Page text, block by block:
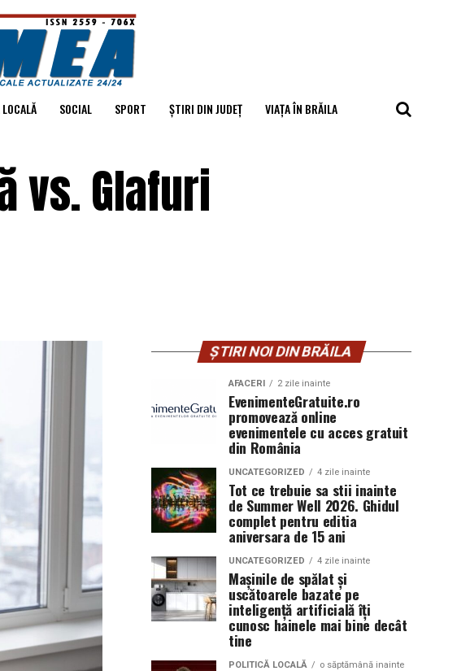
SOCIAL SPORT ȘTIRI DIN JUDEȚ VIAȚA ÎN BRĂILA
vs. Glafuri
ȘTIRI NOI DIN BRĂILA
AFACERI 2 zile inainte
EvenimenteGratuite.ro
promovează online
evenimentele cu acces gratuit
din România
UNCATEGORIZED 4 zile inainte
Tot ce trebuie sa stii inainte
de Summer Well 2026. Ghidul
complet pentru editia
aniversara de 15 ani
UNCATEGORIZED 4 zile inainte
Mașinile de spălat și
uscătoarele bazate pe
inteligență artificială îți
cunosc hainele mai bine decât
tine
POLITICĂ LOCALĂ o săptămână inainte